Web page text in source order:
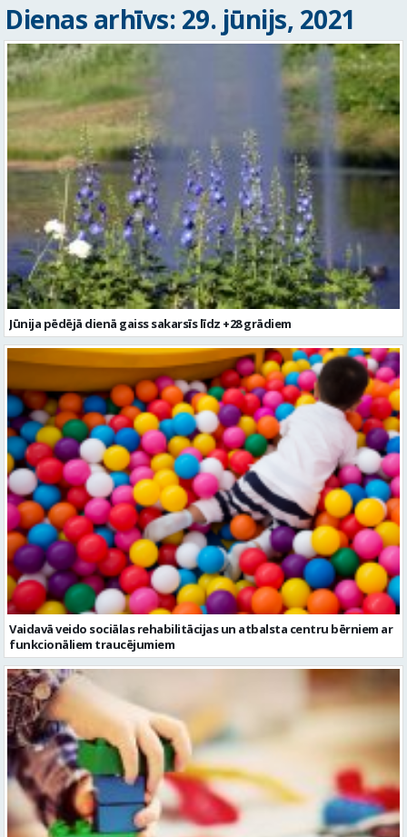
Dienas arhīvs: 29. jūnijs, 2021
Jūnija pēdējā dienā gaiss sakarsīs līdz +28 grādiem
Vaidavā veido sociālas rehabilitācijas un atbalsta centru bērniem ar
funkcionāliem traucējumiem